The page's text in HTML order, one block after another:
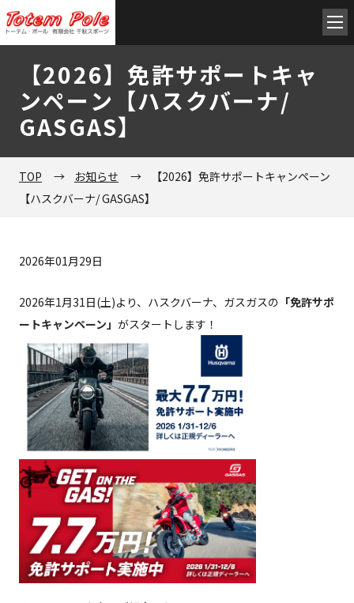
TOP
会社概要
在庫車両一覧
中古車について
修理メンテナンス
お問い合わせ
【2026】免許サポートキャ
ンペーン【ハスクバーナ/
GASGAS】
TOP → お知らせ →
【2026】免許サポートキャンペーン
【ハスクバーナ/ GASGAS】
2026年01月29日
2026年1月31日(土)より、ハスクバーナ、ガスガスの 「免許サポ
ートキャンペーン」 がスタートします！